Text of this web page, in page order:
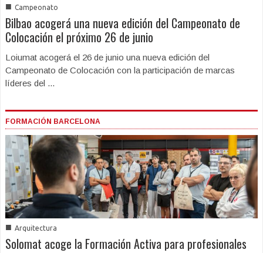
■ Campeonato
Bilbao acogerá una nueva edición del Campeonato de
Colocación el próximo 26 de junio
Loiumat acogerá el 26 de junio una nueva edición del
Campeonato de Colocación con la participación de marcas
líderes del ...
FORMACIÓN BARCELONA
■ Arquitectura
Solomat acoge la Formación Activa para profesionales